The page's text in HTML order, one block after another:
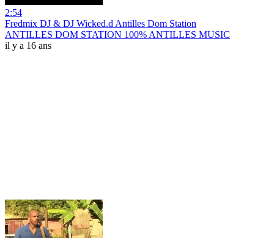
2:54
Fredmix DJ & DJ Wicked.d Antilles Dom Station
ANTILLES DOM STATION 100% ANTILLES MUSIC
il y a 16 ans